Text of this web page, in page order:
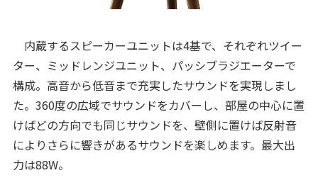
内蔵するスピーカーユニットは4基で、それぞれツイー
ター、ミッドレンジユニット、パッシブラジエーターで
構成。高音から低音まで充実したサウンドを実現しまし
た。360度の広域でサウンドをカバーし、部屋の中心に置
けばどの方向でも同じサウンドを、壁側に置けば反射音
によりさらに響きがあるサウンドを楽しめます。最大出
力は88W。